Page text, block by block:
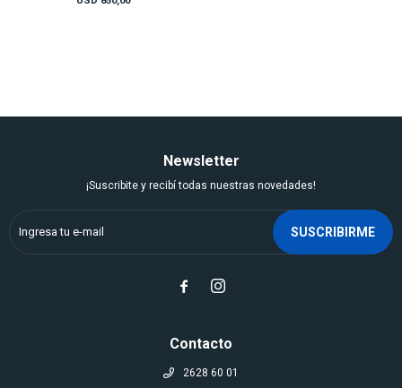
Contacto
2628 60 01
Newsletter
¡Suscribite y recibí todas nuestras novedades!
SUSCRIBIRME
 